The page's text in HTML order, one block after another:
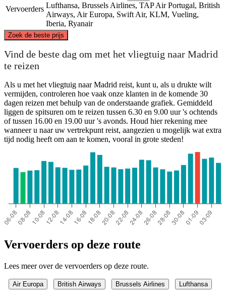
Vervoerders Lufthansa, Brussels Airlines, TAP Air Portugal, British
Airways, Air Europa, Swift Air, KLM, Vueling,
Iberia, Ryanair
Zoek de beste prijs
Ibiza
Madrid
Vind de beste dag om met het vliegtuig naar Madrid
te reizen
Als u met het vliegtuig naar Madrid reist, kunt u, als u drukte wilt
vermijden, controleren hoe vaak onze klanten in de komende 30
dagen reizen met behulp van de onderstaande grafiek. Gemiddeld
liggen de spitsuren om te reizen tussen 6.30 en 9.00 uur 's ochtends
of tussen 16.00 en 19.00 uur 's avonds. Houd hier rekening mee
wanneer u naar uw vertrekpunt reist, aangezien u mogelijk wat extra
tijd nodig heeft om aan te komen, vooral in grote steden!
Vervoerders op deze route
Lees meer over de vervoerders op deze route.
Air Europa British Airways Brussels Airlines Lufthansa